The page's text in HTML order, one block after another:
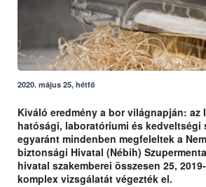
2020. május 25, hétfő
Kiváló eredmény a bor világnapján: az
hatósági, laboratóriumi és kedveltségi
egyaránt mindenben megfeleltek a
biztonsági Hivatal (Nébih)
hivatal szakemberei összesen 25,
komplex vizsgálatát végezték el.